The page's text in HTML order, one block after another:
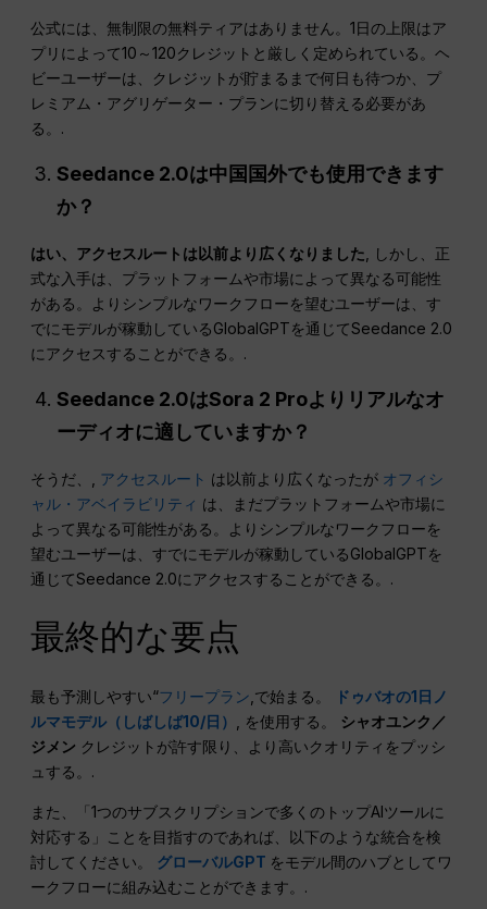
公式には、無制限の無料ティアはありません。1日の上限はア
プリによって10～120クレジットと厳しく定められている。ヘ
ビーユーザーは、クレジットが貯まるまで何日も待つか、プ
レミアム・アグリゲーター・プランに切り替える必要があ
る。.
Seedance 2.0は中国国外でも使用できます
か？
はい、アクセスルートは以前より広くなりました , しかし、正
式な入手は、プラットフォームや市場によって異なる可能性
がある。よりシンプルなワークフローを望むユーザーは、す
でにモデルが稼動しているGlobalGPTを通じてSeedance 2.0
にアクセスすることができる。.
Seedance 2.0はSora 2 Proよりリアルなオ
ーディオに適していますか？
そうだ、, アクセスルート は以前より広くなったが オフィシ
ャル・アベイラビリティ は、まだプラットフォームや市場に
よって異なる可能性がある。よりシンプルなワークフローを
望むユーザーは、すでにモデルが稼動しているGlobalGPTを
通じてSeedance 2.0にアクセスすることができる。.
最終的な要点
最も予測しやすい“フリープラン ,で始まる。
ドゥバオの1日ノ
ルマモデル（しばしば10/日）
, を使用する。 シャオユンク／
ジメン クレジットが許す限り、より高いクオリティをプッシ
ュする。.
また、「1つのサブスクリプションで多くのトップAIツールに
対応する」ことを目指すのであれば、以下のような統合を検
討してください。 グローバルGPT をモデル間のハブとしてワ
ークフローに組み込むことができます。.